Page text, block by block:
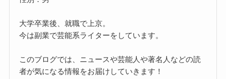
大学卒業後、就職で上京。
今は副業で芸能系ライターをしています。
このブログでは、ニュースや芸能人や著名人などの読
者が気になる情報をお届けしていきます！